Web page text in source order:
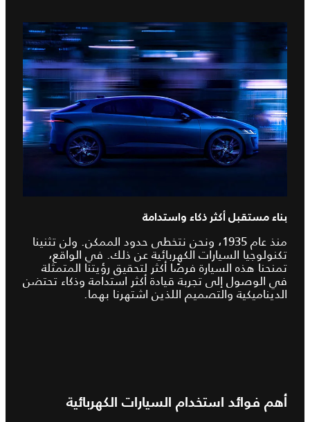
بناء مستقبل أكثر ذكاء واستدامة
منذ عام 1935، ونحن نتخطى حدود الممكن. ولن تثنينا
تكنولوجيا السيارات الكهربائية عن ذلك. في الواقع،
تمنحنا هذه السيارة فرصًا أكثر لتحقيق رؤيتنا المتمثلة
في الوصول إلى تجربة قيادة أكثر استدامة وذكاء تحتضن
الديناميكية والتصميم اللذين اشتهرنا بهما.
أهم فوائد استخدام السيارات الكهربائية